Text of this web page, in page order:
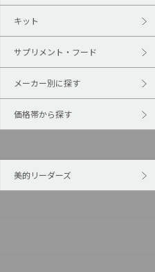
キット
サプリメント・フード
メーカー別に探す
価格帯から探す
美的リーダーズ